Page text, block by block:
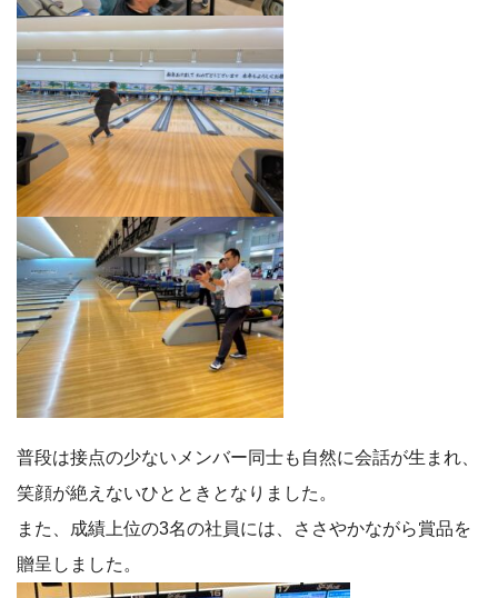
普段は接点の少ないメンバー同士も自然に会話が生まれ、
笑顔が絶えないひとときとなりました。
また、成績上位の3名の社員には、ささやかながら賞品を
贈呈しました。